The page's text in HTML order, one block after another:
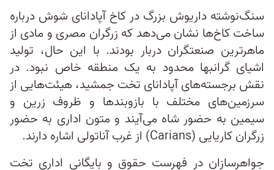
سنگ‌نوشته داریوش بزرگ در کاخ آپادانای شوش درباره
ساخت کاخ‌ها نشان می‌دهد که زرگران مصری و مادی از
ماهرترین صنعتگران دربار بودند. با این‌ حال، تولید
اشیای گرانبها محدود به یک منطقه خاص نبود. در
نقش برجسته‌های آپادانای تخت جمشید، هیئت‌هایی از
سرزمین‌های مختلف با بازوبندها و ظروف زرین و
سیمین به حضور شاه می‌آیند و متون اداری به حضور
زرگران کاریایی (Carians) از غرب آناتولی اشاره دارند.
جواهرسازان در فهرست حقوق و بایگانی‌ اداری تخت